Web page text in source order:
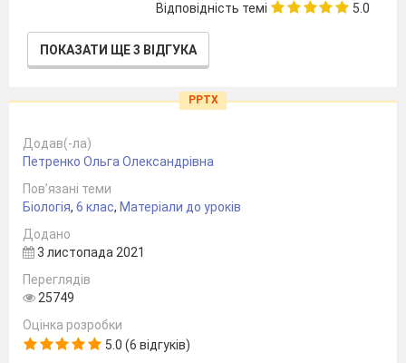
Відповідність темі
5.0
ПОКАЗАТИ ЩЕ 3 ВІДГУКА
PPTX
Додав(-ла)
Петренко Ольга Олександрівна
Пов’язані теми
Біологія, 6 клас, Матеріали до уроків
Додано
3 листопада 2021
Переглядів
25749
Оцінка розробки
5.0 (6 відгуків)